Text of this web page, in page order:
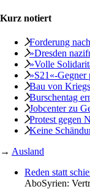
Kurz notiert
Forderung
»Dresden
»Volle
»S21«-Gegner
Bau von
Burschentag
Jobcenter zu
Protest gegen
Keine
→ Ausland
Reden statt
AboSyrien: